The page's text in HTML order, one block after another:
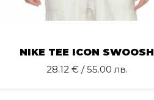
NIKE TEE ICON SWOOSH
28.12€ / 55.00 лв.